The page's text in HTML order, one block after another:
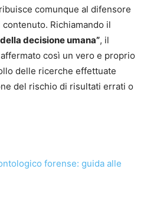
comunque al difensore
Richiamando il
decisione umana”, il
così un vero e proprio
delle ricerche effettuate
del rischio di risultati errati o
forense: guida alle